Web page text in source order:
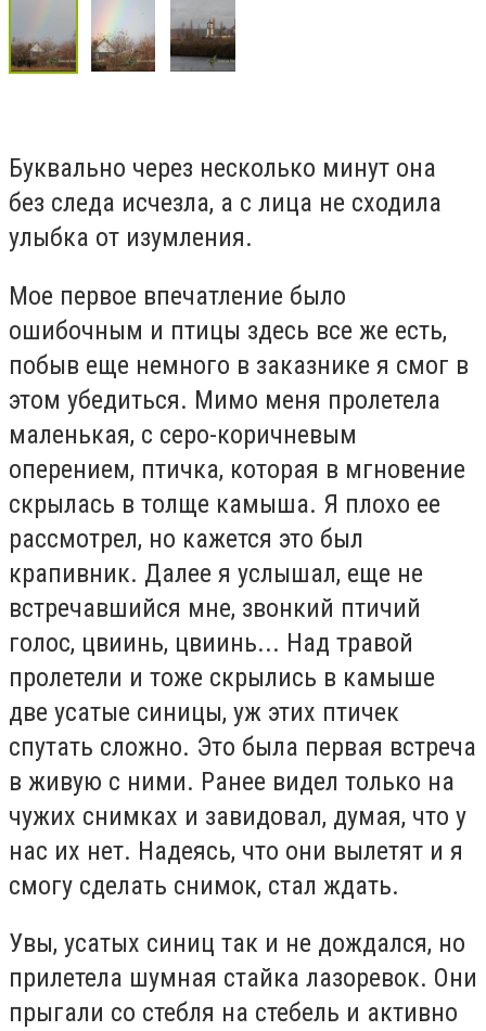
Буквально через несколько минут она
без следа исчезла, а с лица не сходила
улыбка от изумления.
Мое первое впечатление было
ошибочным и птицы здесь все же есть,
побыв еще немного в заказнике я смог в
этом убедиться. Мимо меня пролетела
маленькая, с серо-коричневым
оперением, птичка, которая в мгновение
скрылась в толще камыша. Я плохо ее
рассмотрел, но кажется это был
крапивник. Далее я услышал, еще не
встречавшийся мне, звонкий птичий
голос, цвиинь, цвиинь... Над травой
пролетели и тоже скрылись в камыше
две усатые синицы, уж этих птичек
спутать сложно. Это была первая встреча
в живую с ними. Ранее видел только на
чужих снимках и завидовал, думая, что у
нас их нет. Надеясь, что они вылетят и я
смогу сделать снимок, стал ждать.
Увы, усатых синиц так и не дождался, но
прилетела шумная стайка лазоревок. Они
прыгали со стебля на стебель и активно